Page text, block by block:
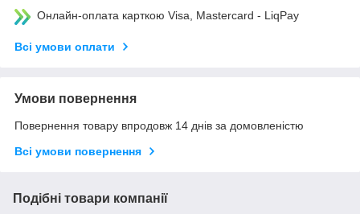
Онлайн-оплата карткою Visa, Mastercard - LiqPay
Всі умови оплати
Умови повернення
Повернення товару впродовж 14 днів за домовленістю
Всі умови повернення
Подібні товари компанії